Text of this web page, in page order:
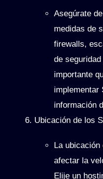
Asegúrate
medidas de
firewalls,
de
importante
implementar
información
Ubicación de los
La
afectar la
Elije un